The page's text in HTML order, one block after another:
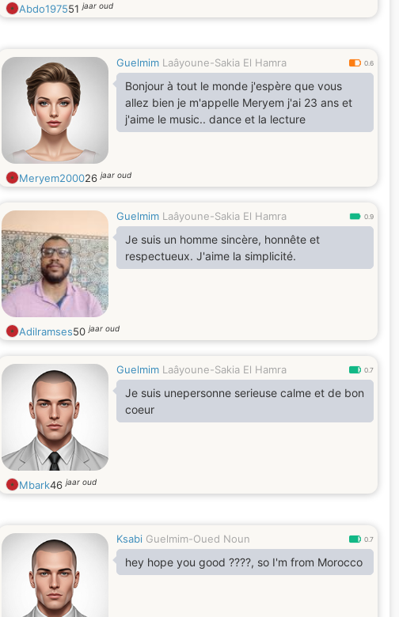
Abdo197551jaar oud
Guelmim Laâyoune-Sakia El Hamra 0.6
Bonjour à tout le monde j'espère que vous
allez bien je m'appelle Meryem j'ai 23 ans et
j'aime le music.. dance et la lecture
Meryem200026jaar oud
Guelmim Laâyoune-Sakia El Hamra 0.9
Je suis un homme sincère, honnête et
respectueux. J'aime la simplicité.
Adilramses50jaar oud
Guelmim Laâyoune-Sakia El Hamra 0.7
Je suis unepersonne serieuse calme et de bon
coeur
Mbark46jaar oud
Ksabi Guelmim-Oued Noun 0.7
hey hope you good ????, so I'm from Morocco